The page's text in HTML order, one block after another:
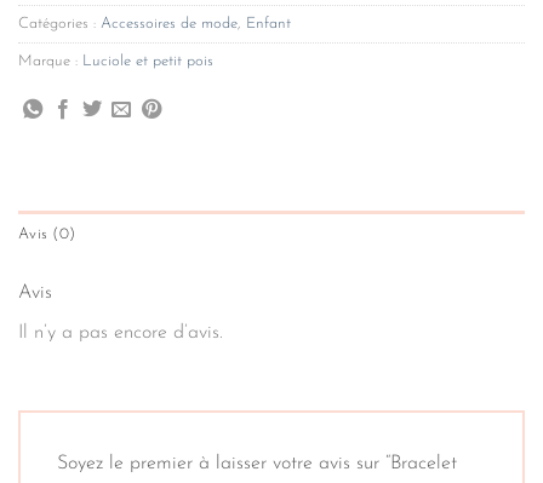
Catégories : Accessoires de mode, Enfant
Marque : Luciole et petit pois
Avis (0)
Avis
Il n’y a pas encore d’avis.
Soyez le premier à laisser votre avis sur “Bracelet